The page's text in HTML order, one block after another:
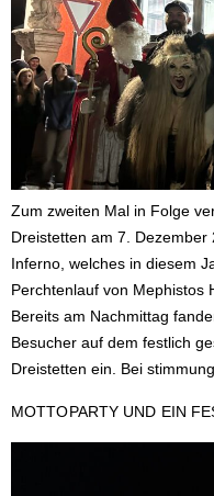
Zum zweiten Mal in Folge
Dreistetten am 7.
Inferno, welches in diesem
Perchtenlauf von Mephistos
Bereits am Nachmittag
Besucher auf dem festlich
Dreistetten ein. Bei
MOTTOPARTY UND EIN